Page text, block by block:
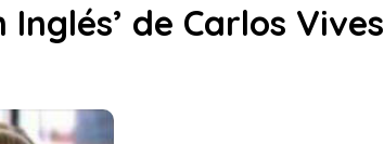
de Carlos Vives